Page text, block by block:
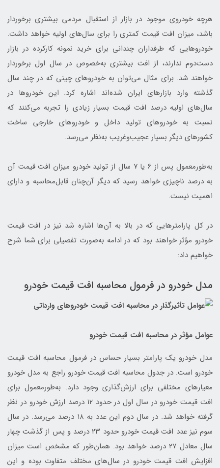
هرچه خودروی موجود در بازار از استقبال مردمی بیشتری برخوردار
باشد، میزان افت قیمت کمتری را برای سال‌های اولیه خواهد داشت.
خودروهایی که طرفداران چندانی برای خرید نمونه کارکرده در بازار
دست‌دوم ندارند، از افت بیشتری به‌خصوص در سال اول برخوردار
خواهند شد. برای مثال می‌توان به خودروهای چینی که در چند سال
گذشته وارد بازارهای ایران شده‌اند اشاره کرد. این خودروها در
سال‌های اولیه درصد افت قیمت بسیار زیادی را تجربه می‌کنند که
نسبت به خودروهای تولید داخل و خودروهای خارجی ساخت
کشورهای دیگر بسیار عجیب‌وغریب به‌نظر می‌رسد.
به‌طورمعمول پس از ۶ یا ۷ سال از تولید خودرو میزان افت قیمت آن
به درصد ناچیزی خواهد رسید که دیگر آن‌چنان قابل‌محاسبه و دارای
اهمیت نیست.
در کل پارامترهایی که در بالا به آن‌ها اشاره شد نیز در افت قیمت
خودرو مؤثر خواهند بود که در ادامه به‌صورت تفصیلی برای شما شرح
خواهیم داد:
مدل خودرو در فرمول محاسبه افت قیمت خودرو
عوامل مؤثر در محاسبه افت قیمت خودرو
مدل خودرو یک پارامتر بسیار حساس در فرمول محاسبه افت قیمت
خودرو است. در جدول محاسبه افت قیمت خودرو راجع به مدل خودرو
معیارهای مختلفی برای ارزش‌گذاری وجود دارد. به‌طورمعمول برای
افت قیمت خودرو در سال اول در حدود ١٢ درصد ارزش خودرو در نظر
گرفته خواهد شد. در سال دوم این عدد به ۱۸ درصد می‌رسد. در سال
سوم نیز عدد افت قیمت خودرو حدود ۲۳ درصد و پس از گذشت چهار
سال معادل ۲۷ درصد خواهد بود. همان‌طور که مشخص است میزان
افزایش افت قیمت خودرو در سال‌های مختلف متفاوت بوده و این